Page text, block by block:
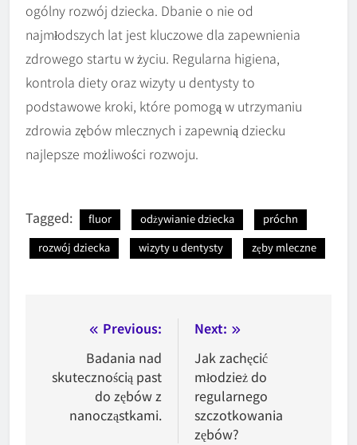
ogólny rozwój dziecka. Dbanie o nie od
najmłodszych lat jest kluczowe dla zapewnienia
zdrowego startu w życiu. Regularna higiena,
kontrola diety oraz wizyty u dentysty to
podstawowe kroki, które pomogą w utrzymaniu
zdrowia zębów mlecznych i zapewnią dziecku
najlepsze możliwości rozwoju.
Tagged: fluor odżywianie dziecka
próchn
rozwój dziecka
wizyty u dentysty zęby mleczne
Nawigacja
wpisu
Previous:
Badania nad
skutecznością past
do zębów z
nanocząstkami.
Next:
Jak zachęcić
młodzież do
regularnego
szczotkowania
zębów?